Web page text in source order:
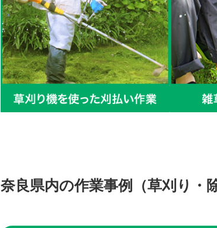
奈良県内の作業事例（草刈り・